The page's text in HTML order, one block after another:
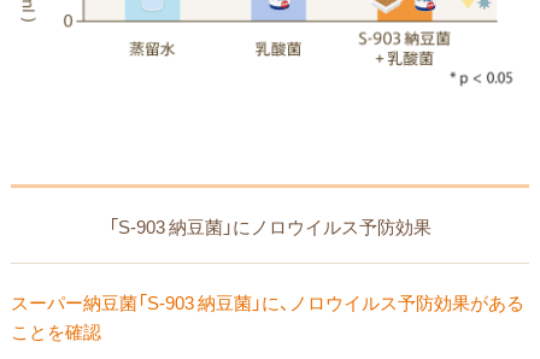
「S-903 納豆菌」にノロウイルス予防効果
スーパー納豆菌「S-903 納豆菌」に、ノロウイルス予防効果がある
ことを確認